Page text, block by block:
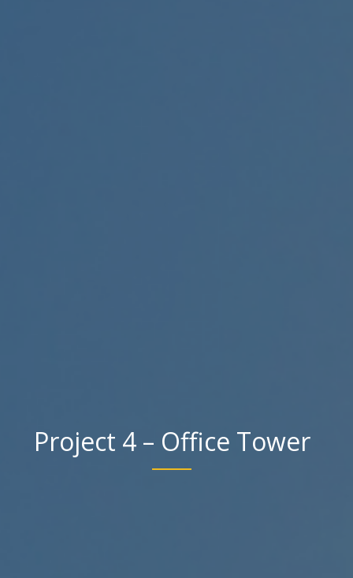
Project 4 – Office Tower